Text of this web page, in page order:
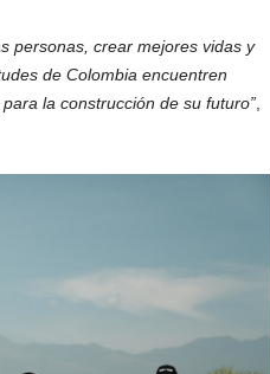
personas, crear mejores vidas y
de Colombia encuentren
la construcción de su futuro”,